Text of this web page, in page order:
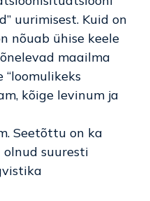
uurimisest. Kuid on
nõuab ühise keele
maailma
kõige levinum ja
Seetõttu on ka
suuresti